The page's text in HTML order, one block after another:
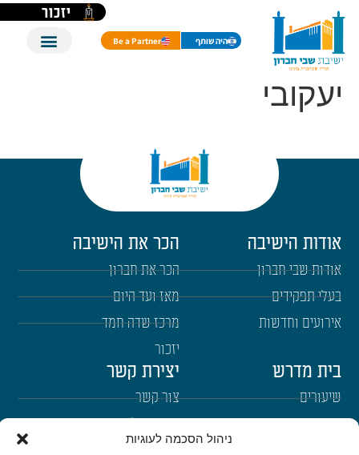
ניהול הסכמה לעוגיות
לתוכן יזכור
היה שותף Be a Partner
יעקובי
אודות הישיבה
אודות שבי חברון
בעלי תפקידים
אירועים וחדשות
הכר את הישיבה
הכר את חברון
מאז ועד היום
מרכז שדה חמד
יזכור
בית מדרש
שיעורים
יצירת קשר
צור קשר